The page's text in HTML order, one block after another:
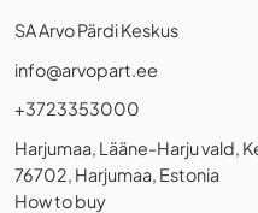
SA Arvo Pärdi Keskus
info@arvopart.ee
+3723353000
Harjumaa, Lääne-Harju vald,
76702, Harjumaa, Estonia
How to buy